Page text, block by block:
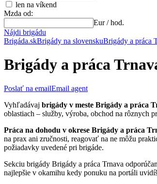
len na víkend
Mzda od:
Eur / hod.
Nájdi brigádu
Brigáda.skBrigády na slovenskuBrigády a práca
Brigády a práca
Poslať na emailEmail agent
Vyhľadávaj brigády v meste Brigády a práca
oblastiach – služby, výroba, obchod na rôznych
Práca na dohodu v okrese Brigády a práca
na prax ani zručnosti, reagovať na ne môžu
požiadavky uvedené pri brigáde.
Sekciu brigády Brigády a práca Trnava
najlepšie v okamihu kedy ponuku na portáli